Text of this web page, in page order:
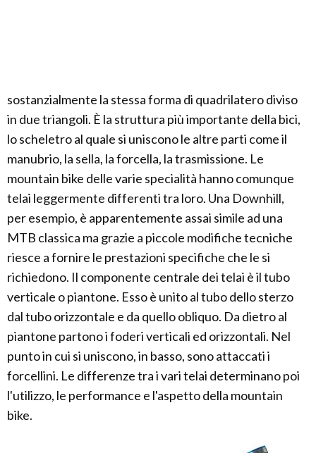
sostanzialmente la stessa forma di quadrilatero diviso
in due triangoli. È la struttura più importante della bici,
lo scheletro al quale si uniscono le altre parti come il
manubrio, la sella, la forcella, la trasmissione. Le
mountain bike delle varie specialità hanno comunque
telai leggermente differenti tra loro. Una Downhill,
per esempio, è apparentemente assai simile ad una
MTB classica ma grazie a piccole modifiche tecniche
riesce a fornire le prestazioni specifiche che le si
richiedono. Il componente centrale dei telai è il tubo
verticale o piantone. Esso è unito al tubo dello sterzo
dal tubo orizzontale e da quello obliquo. Da dietro al
piantone partono i foderi verticali ed orizzontali. Nel
punto in cui si uniscono, in basso, sono attaccati i
forcellini. Le differenze tra i vari telai determinano poi
l'utilizzo, le performance e l'aspetto della mountain
bike.